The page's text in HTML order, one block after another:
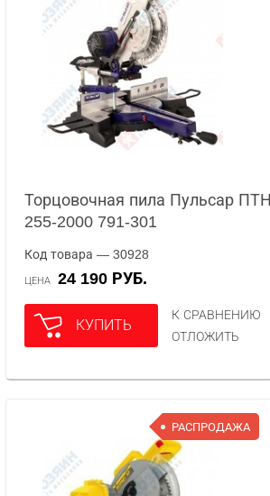
Торцовочная пила Пульсар ПТН
255-2000 791-301
Код товара — 30928
ЦЕНА 24 190 РУБ.
КУПИТЬ
К СРАВНЕНИЮ
ОТЛОЖИТЬ
РАСПРОДАЖА